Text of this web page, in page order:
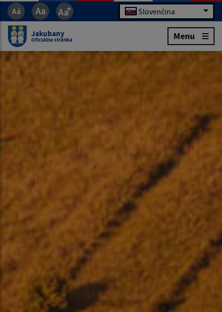
Slovenčina
Jakubany
Oficiálna stránka Menu